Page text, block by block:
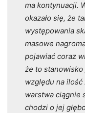
ma kontynuacji.
okazało się, że
występowania
masowe
pojawiać coraz
że to
względu na
warstwa ciągnie
chodzi o jej